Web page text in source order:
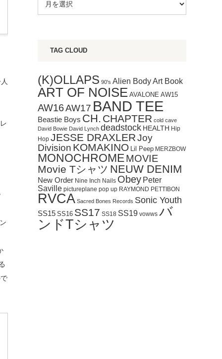
TAG CLOUD
(K)OLLAPS 90's Alien BodyArt Book
ART OF NOISE AVALONE AW15
AW16AW17 BAND TEE
Beastie Boys CH. CHAPTER cold cave
David Bowie David Lynch deadstock HEALTH Hip
Hop JESSE DRAXLERJoy
Division KOMAKINO Lil Peep MERZBOW
MONOCHROMEMOVIE
Movie Tシャツ NEUW DENIM
New Order Nine Inch Nails Obey Peter
Saville pictureplane pop up RAYMOND PETTIBON
RVCA Sacred Bones Records Sonic Youth
SS15 SS16 SS17 SS18 SS19 vowws バ
ンドTシャツ